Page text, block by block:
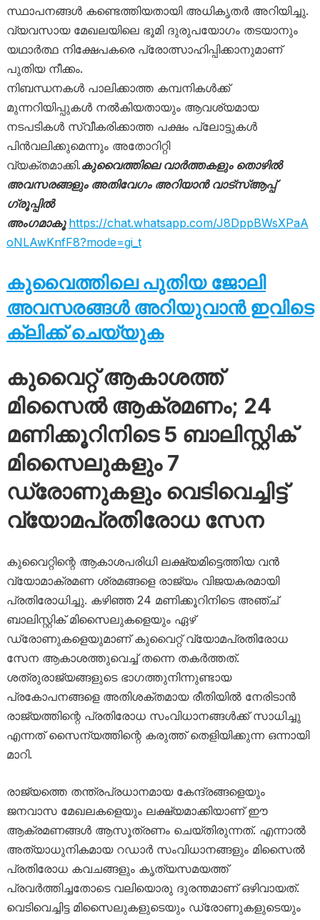
സ്ഥാപനങ്ങൾ കണ്ടെത്തിയതായി അധികൃതർ അറിയിച്ചു.
വ്യവസായ മേഖലയിലെ ഭൂമി ദുരുപയോഗം തടയാനും
യഥാർത്ഥ നിക്ഷേപകരെ പ്രോത്സാഹിപ്പിക്കാനുമാണ്
പുതിയ നീക്കം.
നിബന്ധനകൾ പാലിക്കാത്ത കമ്പനികൾക്ക്
മുന്നറിയിപ്പുകൾ നൽകിയതായും ആവശ്യമായ
നടപടികൾ സ്വീകരിക്കാത്ത പക്ഷം പ്ലോട്ടുകൾ
പിൻവലിക്കുമെന്നും അതോറിറ്റി
വ്യക്തമാക്കി.കുവൈത്തിലെ വാർത്തകളും തൊഴിൽ
അവസരങ്ങളും അതിവേഗം അറിയാൻ വാട്സ്ആപ്പ്
ഗ്രൂപ്പിൽ
അംഗമാകൂ https://chat.whatsapp.com/J8DppBWsXPaA
oNLAwKnfF8?mode=gi_t
കുവൈത്തിലെ പുതിയ ജോലി
അവസരങ്ങൾ അറിയുവാൻ ഇവിടെ
ക്ലിക്ക് ചെയ്യുക
കുവൈറ്റ് ആകാശത്ത്
മിസൈൽ ആക്രമണം; 24
മണിക്കൂറിനിടെ 5 ബാലിസ്റ്റിക്
മിസൈലുകളും 7
ഡ്രോണുകളും വെടിവെച്ചിട്ട്
വ്യോമപ്രതിരോധ സേന
കുവൈറ്റിന്റെ ആകാശപരിധി ലക്ഷ്യമിട്ടെത്തിയ വൻ
വ്യോമാക്രമണ ശ്രമങ്ങളെ രാജ്യം വിജയകരമായി
പ്രതിരോധിച്ചു. കഴിഞ്ഞ 24 മണിക്കൂറിനിടെ അഞ്ച്
ബാലിസ്റ്റിക് മിസൈലുകളെയും ഏഴ്
ഡ്രോണുകളെയുമാണ് കുവൈറ്റ് വ്യോമപ്രതിരോധ
സേന ആകാശത്തുവെച്ച് തന്നെ തകർത്തത്.
ശത്രുരാജ്യങ്ങളുടെ ഭാഗത്തുനിന്നുണ്ടായ
പ്രകോപനങ്ങളെ അതിശക്തമായ രീതിയിൽ നേരിടാൻ
രാജ്യത്തിന്റെ പ്രതിരോധ സംവിധാനങ്ങൾക്ക് സാധിച്ചു
എന്നത് സൈന്യത്തിന്റെ കരുത്ത് തെളിയിക്കുന്ന ഒന്നായി
മാറി.
രാജ്യത്തെ തന്ത്രപ്രധാനമായ കേന്ദ്രങ്ങളെയും
ജനവാസ മേഖലകളെയും ലക്ഷ്യമാക്കിയാണ് ഈ
ആക്രമണങ്ങൾ ആസൂത്രണം ചെയ്തിരുന്നത്. എന്നാൽ
അത്യാധുനികമായ റഡാർ സംവിധാനങ്ങളും മിസൈൽ
പ്രതിരോധ കവചങ്ങളും കൃത്യസമയത്ത്
പ്രവർത്തിച്ചതോടെ വലിയൊരു ദുരന്തമാണ് ഒഴിവായത്.
വെടിവെച്ചിട്ട മിസൈലുകളുടെയും ഡ്രോണുകളുടെയും